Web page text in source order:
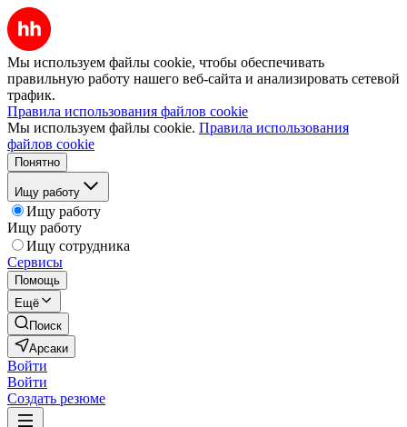
Мы используем файлы cookie, чтобы обеспечивать
правильную работу нашего веб-сайта и анализировать сетевой
трафик.
Правила использования файлов cookie
Мы используем файлы cookie. Правила использования
файлов cookie
Понятно
Ищу работу
Ищу работу
Ищу работу
Ищу сотрудника
Сервисы
Помощь
Ещё
Поиск
Арсаки
Войти
Войти
Создать резюме